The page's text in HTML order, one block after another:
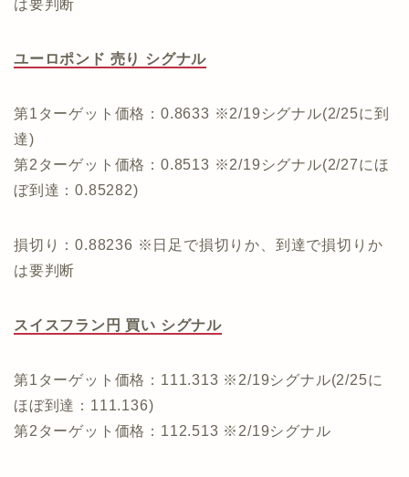
は要判断
ユーロポンド 売り シグナル
第1ターゲット価格：0.8633 ※2/19シグナル(2/25に到
達)
第2ターゲット価格：0.8513 ※2/19シグナル(2/27にほ
ぼ到達：0.85282)
損切り：0.88236 ※日足で損切りか、到達で損切りか
は要判断
スイスフラン円 買い シグナル
第1ターゲット価格：111.313 ※2/19シグナル(2/25に
ほぼ到達：111.136)
第2ターゲット価格：112.513 ※2/19シグナル